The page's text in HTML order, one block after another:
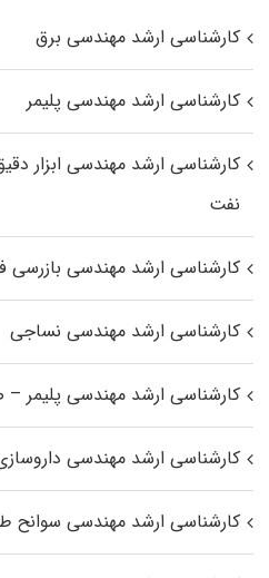
کارشناسی ارشد مهندسی برق
کارشناسی ارشد مهندسی پلیمر
کارشناسی ارشد مهندسی ابزار
نفت
کارشناسی ارشد مهندسی بازرسی
کارشناسی ارشد مهندسی نساجی
کارشناسی ارشد مهندسی پلیمر –
کارشناسی ارشد مهندسی
کارشناسی ارشد مهندسی سوانح